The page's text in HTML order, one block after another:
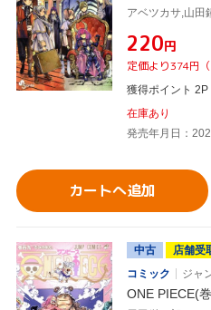
アベツカサ,山田
¥220円
定価より374円
獲得ポイント 2P
在庫あり
発売年月日：
カートへ追加
中古
店舗受
コミック
ジャ
ONE PIECE(